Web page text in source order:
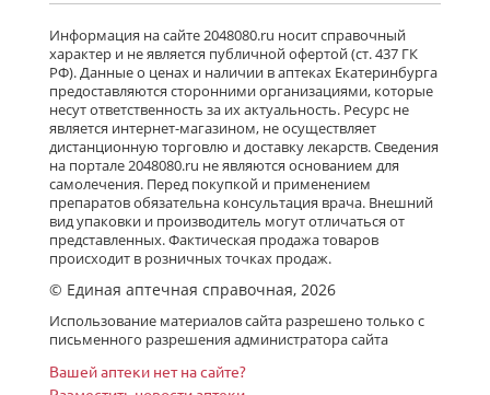
Гленцет (таблетки покрытые
пленочной оболочкой 5 мг N10)
Гленмарк Дженерикс Лимитед -
Индия
Нет в аптеках города
Гленцет (таблетки покрытые
пленочной оболочкой 5 мг N14)
Гленмарк Дженерикс Лимитед -
Индия
Нет в аптеках города
Гленцет (таблетки покрытые
Гленмарк Дженерикс Лимитед -
Индия
Информация на сайте 2048080.ru носит справочный
характер и не является публичной офертой (ст. 437 ГК
РФ). Данные о ценах и наличии в аптеках Екатеринбурга
предоставляются сторонними организациями, которые
несут ответственность за их актуальность. Ресурс не
является интернет-магазином, не осуществляет
дистанционную торговлю и доставку лекарств. Сведения
на портале 2048080.ru не являются основанием для
самолечения. Перед покупкой и применением
препаратов обязательна консультация врача. Внешний
вид упаковки и производитель могут отличаться от
представленных. Фактическая продажа товаров
происходит в розничных точках продаж.
© Единая аптечная справочная, 2026
Использование материалов сайта разрешено только с
письменного разрешения администратора сайта
Вашей аптеки нет на сайте?